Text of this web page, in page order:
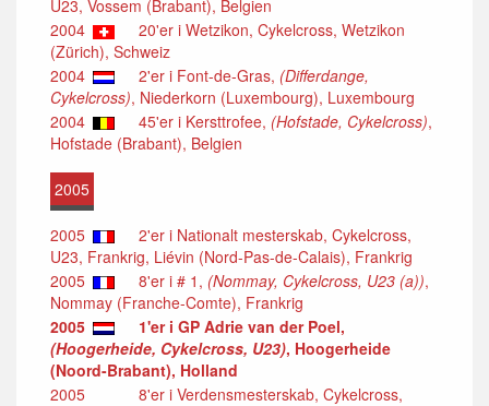
U23, Vossem (Brabant), Belgien
2004
20'er i Wetzikon, Cykelcross, Wetzikon
(Zürich), Schweiz
2004
2'er i Font-de-Gras, (Differdange,
Cykelcross), Niederkorn (Luxembourg), Luxembourg
2004
45'er i Kersttrofee, (Hofstade, Cykelcross),
Hofstade (Brabant), Belgien
2005
2005
2'er i Nationalt mesterskab, Cykelcross,
U23, Frankrig, Liévin (Nord-Pas-de-Calais), Frankrig
2005
8'er i # 1, (Nommay, Cykelcross, U23 (a)),
Nommay (Franche-Comte), Frankrig
2005
1'er i GP Adrie van der Poel,
(Hoogerheide, Cykelcross, U23), Hoogerheide
(Noord-Brabant), Holland
2005
8'er i Verdensmesterskab, Cykelcross,